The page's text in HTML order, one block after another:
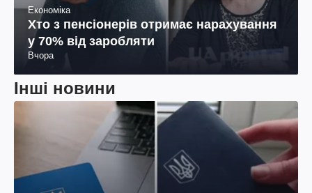
Економіка
Хто з пенсіонерів отримає нарахування
у 70% від заробляти
Вчора
Інші новини